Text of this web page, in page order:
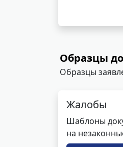
Образцы
Образцы
Жалобы
Шаблоны
на